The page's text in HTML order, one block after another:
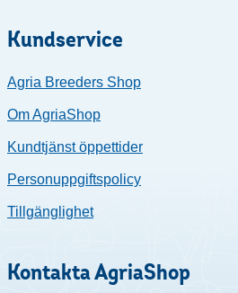
Kundservice
Agria Breeders Shop
Om AgriaShop
Kundtjänst öppettider
Personuppgiftspolicy
Tillgänglighet
Kontakta AgriaShop